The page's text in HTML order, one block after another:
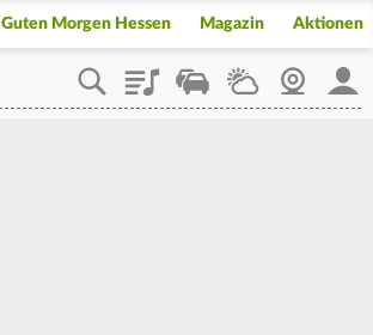
Guten Morgen Hessen Magazin Aktionen
PlaylistStaupilotWetterWebcam